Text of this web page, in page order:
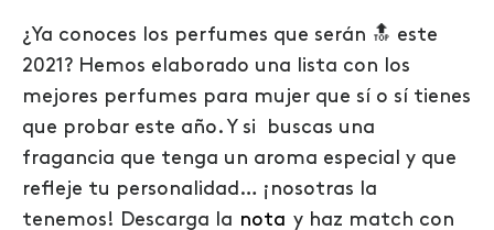
¿Ya conoces los perfumes que serán 🔝 este
2021? Hemos elaborado una lista con los
mejores perfumes para mujer que sí o sí tienes
que probar este año. Y si buscas una
fragancia que tenga un aroma especial y que
refleje tu personalidad… ¡nosotras la
tenemos! Descarga la nota y haz match con